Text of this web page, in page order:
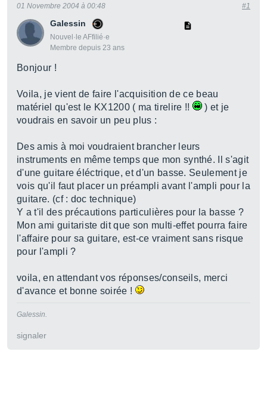
Galessin
Nouvel·le AFfilié·e
Membre depuis 23 ans
01 Novembre 2004 à 00:48 #1
Bonjour !
Voila, je vient de faire l'acquisition de ce beau
matériel qu'est le KX1200 ( ma tirelire !!
) et je
voudrais en savoir un peu plus :
Des amis à moi voudraient brancher leurs
instruments en même temps que mon synthé. Il s'agit
d'une guitare éléctrique, et d'un basse. Seulement je
vois qu'il faut placer un préampli avant l'ampli pour la
guitare. (cf : doc technique)
Y a t'il des précautions particulières pour la basse ?
Mon ami guitariste dit que son multi-effet pourra faire
l'affaire pour sa guitare, est-ce vraiment sans risque
pour l'ampli ?
voila, en attendant vos réponses/conseils, merci
d'avance et bonne soirée !
Galessin.
signaler